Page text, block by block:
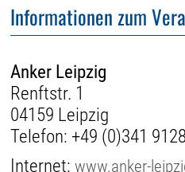
Informationen zum
Anker Leipzig
Renftstr. 1
04159 Leipzig
Telefon: +49 (0)341
Internet:www.anker-